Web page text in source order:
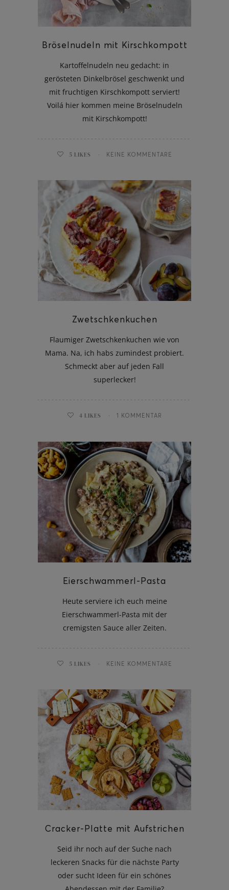
Bröselnudeln mit Kirschkompott
Kartoffelnudeln neu gedacht: in
gerösteten Dinkelbrösel geschwenkt und
mit fruchtigen Kirschkompott serviert!
Voilá hier kommen meine Bröselnudeln
mit Kirschkompott!
5 LIKES KEINE KOMMENTARE
Zwetschkenkuchen
Flaumiger Zwetschkenkuchen wie von
Mama. Na, ich habs zumindest probiert.
Schmeckt aber auf jeden Fall
superlecker!
4 LIKES 1 KOMMENTAR
Eierschwammerl-Pasta
Heute serviere ich euch meine
Eierschwammerl-Pasta mit der
cremigsten Sauce aller Zeiten.
5 LIKES KEINE KOMMENTARE
Cracker-Platte mit Aufstrichen
Seid ihr noch auf der Suche nach
leckeren Snacks für die nächste Party
oder sucht Ideen für ein schönes